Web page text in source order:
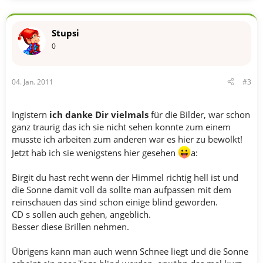
Stupsi
0
04. Jan. 2011 #3
Ingistern ich danke Dir vielmals für die Bilder, war schon
ganz traurig das ich sie nicht sehen konnte zum einem
musste ich arbeiten zum anderen war es hier zu bewölkt!
Jetzt hab ich sie wenigstens hier gesehen
a:
Birgit du hast recht wenn der Himmel richtig hell ist und
die Sonne damit voll da sollte man aufpassen mit dem
reinschauen das sind schon einige blind geworden.
CD s sollen auch gehen, angeblich.
Besser diese Brillen nehmen.
Übrigens kann man auch wenn Schnee liegt und die Sonne